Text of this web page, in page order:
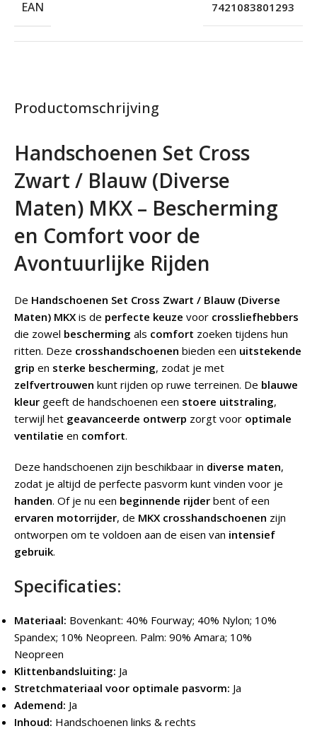
Productomschrijving
Handschoenen Set Cross
Zwart / Blauw (Diverse
Maten) MKX – Bescherming
en Comfort voor de
Avontuurlijke Rijden
De Handschoenen Set Cross Zwart / Blauw (Diverse
Maten) MKX is de perfecte keuze voor crossliefhebbers
die zowel bescherming als comfort zoeken tijdens hun
ritten. Deze crosshandschoenen bieden een uitstekende
grip en sterke bescherming, zodat je met
zelfvertrouwen kunt rijden op ruwe terreinen. De blauwe
kleur geeft de handschoenen een stoere uitstraling,
terwijl het geavanceerde ontwerp zorgt voor optimale
ventilatie en comfort.
Deze handschoenen zijn beschikbaar in diverse maten,
zodat je altijd de perfecte pasvorm kunt vinden voor je
handen. Of je nu een beginnende rijder bent of een
ervaren motorrijder, de MKX crosshandschoenen zijn
ontworpen om te voldoen aan de eisen van intensief
gebruik.
Specificaties:
Materiaal: Bovenkant: 40% Fourway; 40% Nylon; 10%
Spandex; 10% Neopreen. Palm: 90% Amara; 10%
Neopreen
Klittenbandsluiting: Ja
Stretchmateriaal voor optimale pasvorm: Ja
Ademend: Ja
Inhoud: Handschoenen links & rechts
EAN 7421083801293